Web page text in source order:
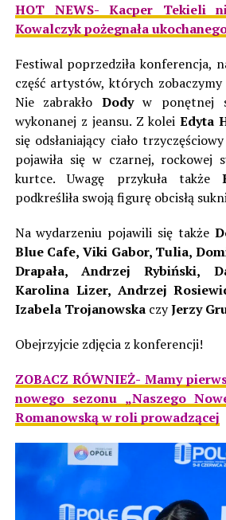
HOT NEWS- Kacper Tekieli
Kowalczyk pożegnała
Festiwal poprzedziła konferencja,
część artystów, których
Nie zabrakło Dodyw ponętnej
wykonanej z jeansu. Z koleiEdyta
się odsłaniający ciało
pojawiła się w czarnej, rockowej
kurtce. Uwagę przykuła także
podkreśliła swoją figurę obcisłą
Na wydarzeniu pojawili się także
Blue Cafe, Viki Gabor, Tulia,
Drapała, Andrzej Rybiński,
Karolina Lizer, Andrzej
Izabela Trojanowska czyJerzy
Obejrzyjcie zdjęcia z konferencji!
ZOBACZ RÓWNIEŻ- Mamy
nowego sezonu „Naszego
Romanowską w roli prowadzącej